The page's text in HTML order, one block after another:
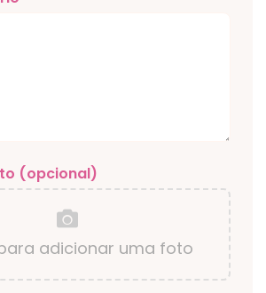
(opcional)
adicionar uma foto